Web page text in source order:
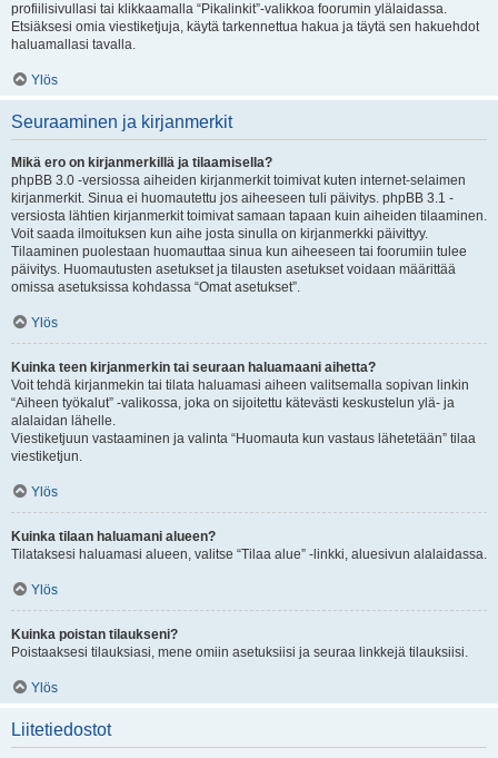
profiilisivullasi tai klikkaamalla “Pikalinkit”-valikkoa foorumin ylälaidassa.
Etsiäksesi omia viestiketjuja, käytä tarkennettua hakua ja täytä sen hakuehdot
haluamallasi tavalla.
Ylös
Seuraaminen ja kirjanmerkit
Mikä ero on kirjanmerkillä ja tilaamisella?
phpBB 3.0 -versiossa aiheiden kirjanmerkit toimivat kuten internet-selaimen
kirjanmerkit. Sinua ei huomautettu jos aiheeseen tuli päivitys. phpBB 3.1 -
versiosta lähtien kirjanmerkit toimivat samaan tapaan kuin aiheiden tilaaminen.
Voit saada ilmoituksen kun aihe josta sinulla on kirjanmerkki päivittyy.
Tilaaminen puolestaan huomauttaa sinua kun aiheeseen tai foorumiin tulee
päivitys. Huomautusten asetukset ja tilausten asetukset voidaan määrittää
omissa asetuksissa kohdassa “Omat asetukset”.
Ylös
Kuinka teen kirjanmerkin tai seuraan haluamaani aihetta?
Voit tehdä kirjanmekin tai tilata haluamasi aiheen valitsemalla sopivan linkin
“Aiheen työkalut” -valikossa, joka on sijoitettu kätevästi keskustelun ylä- ja
alalaidan lähelle.
Viestiketjuun vastaaminen ja valinta “Huomauta kun vastaus lähetetään” tilaa
viestiketjun.
Ylös
Kuinka tilaan haluamani alueen?
Tilataksesi haluamasi alueen, valitse “Tilaa alue” -linkki, aluesivun alalaidassa.
Ylös
Kuinka poistan tilaukseni?
Poistaaksesi tilauksiasi, mene omiin asetuksiisi ja seuraa linkkejä tilauksiisi.
Ylös
Liitetiedostot